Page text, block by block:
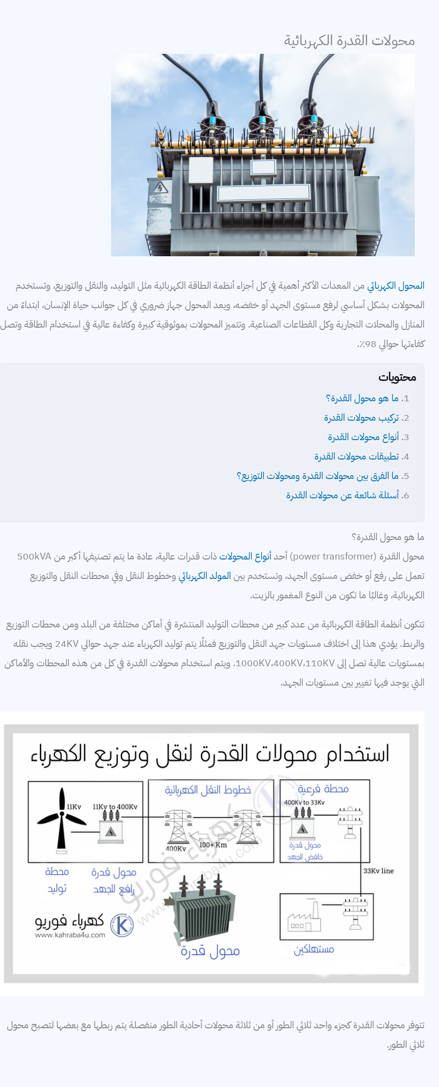
محولات القدرة الكهربائية
المحول الكهربائي من المعدات الأكثر أهمية في كل أجزاء أنظمة الطاقة الكهربائية مثل التوليد، والنقل والتوزيع، وتستخدم
المحولات بشكل أساسي لرفع مستوى الجهد أو خفضه، ويعد المحول جهاز ضروري في كل جوانب حياة الإنسان، ابتداءً من
المنازل والمحلات التجارية وكل القطاعات الصناعية. وتتميز المحولات بموثوقية كبيرة وكفاءة عالية في استخدام الطاقة وتصل
كفاءتها حوالي 98٪.
محتويات
ما هو محول القدرة؟
تركيب محولات القدرة
أنواع محولات القدرة
تطبيقات محولات القدرة
ما الفرق بين محولات القدرة ومحولات التوزيع؟
أسئلة شائعة عن محولات القدرة
ما هو محول القدرة؟
محول القدرة (power transformer) أحد
أنواع المحولات
ذات قدرات عالية، عادة ما يتم تصنيفها أكبر من 500kVA
تعمل على رفع أو خفض مستوى الجهد، وتستخدم بين المولد الكهربائي وخطوط النقل وفي محطات النقل والتوزيع
الكهربائية، وغالبًا ما تكون من النوع المغمور بالزيت.
تتكون أنظمة الطاقة الكهربائية من عدد كبير من محطات التوليد المنتشرة في أماكن مختلفة من البلد ومن محطات التوزيع
والربط. يؤدي هذا إلى اختلاف مستويات جهد النقل والتوزيع فمثلًا يتم توليد الكهرباء عند جهد حوالي 24KV ويجب نقله
بمستويات عالية تصل إلى 1000KV،400KV،110KV. ويتم استخدام محولات القدرة في كل من هذه المحطات والأماكن
التي يوجد فيها تغيير بين مستويات الجهد.
تتوفر محولات القدرة كجزء واحد ثلاثي الطور أو من ثلاثة محولات أحادية الطور منفصلة يتم ربطها مع بعضها لتصبح محول
ثلاثي الطور.
برامج حسابات كهربائية
التمديدات الكهربائية
خطوط النقل
توليد الكهرباء
محركات
معامل القدرة
كابلات